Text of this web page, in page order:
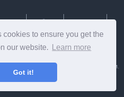
cookies to ensure you get the
our website.
Learn more
Got it!
и съвети за грижа за себе си.
хранене и др.